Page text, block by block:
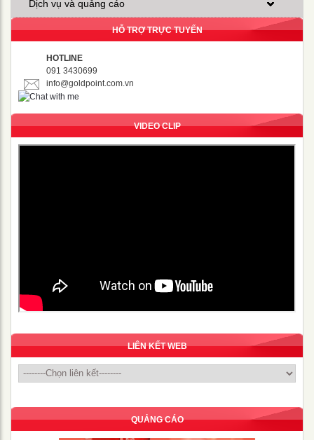
Dịch vụ và quảng cáo
HỖ TRỢ TRỰC TUYẾN
HOTLINE
091 3430699
info@goldpoint.com.vn
VIDEO CLIP
LIÊN KẾT WEB
QUẢNG CÁO